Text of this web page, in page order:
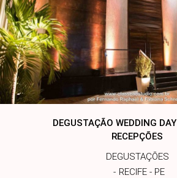
DEGUSTAÇÃO WEDDING
RECEPÇÕES
DEGUSTAÇÕES
RECIFE - PE